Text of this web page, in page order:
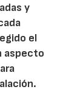
y
el
aspecto